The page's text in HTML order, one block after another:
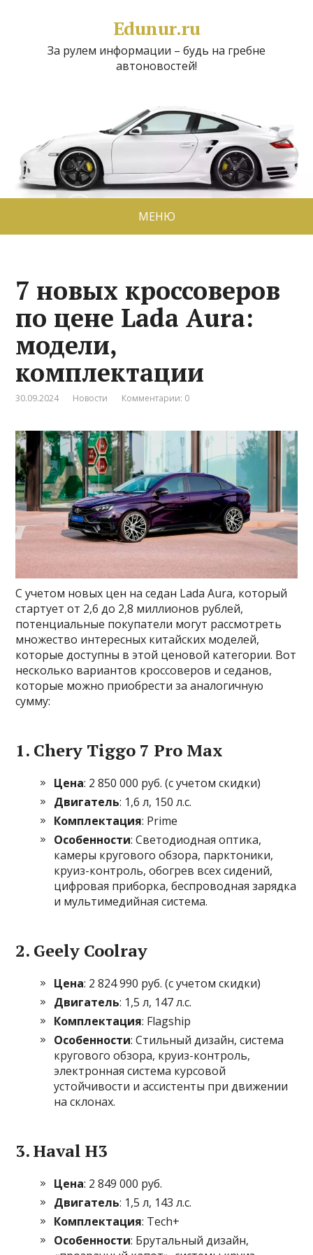
Edunur.ru
За рулем информации – будь на гребне
автоновостей!
МЕНЮ
7 новых кроссоверов
по цене Lada Aura:
модели,
комплектации
30.09.2024 Новости Комментарии: 0
С учетом новых цен на седан Lada Aura, который
стартует от 2,6 до 2,8 миллионов рублей,
потенциальные покупатели могут рассмотреть
множество интересных китайских моделей,
которые доступны в этой ценовой категории. Вот
несколько вариантов кроссоверов и седанов,
которые можно приобрести за аналогичную
сумму:
1. Chery Tiggo 7 Pro Max
Цена: 2 850 000 руб. (с учетом скидки)
Двигатель: 1,6 л, 150 л.с.
Комплектация: Prime
Особенности: Светодиодная оптика,
камеры кругового обзора, парктоники,
круиз-контроль, обогрев всех сидений,
цифровая приборка, беспроводная зарядка
и мультимедийная система.
2. Geely Coolray
Цена: 2 824 990 руб. (с учетом скидки)
Двигатель: 1,5 л, 147 л.с.
Комплектация: Flagship
Особенности: Стильный дизайн, система
кругового обзора, круиз-контроль,
электронная система курсовой
устойчивости и ассистенты при движении
на склонах.
3.Haval H3
Цена: 2 849 000 руб.
Двигатель: 1,5 л, 143 л.с.
Комплектация: Tech+
Особенности: Брутальный дизайн,